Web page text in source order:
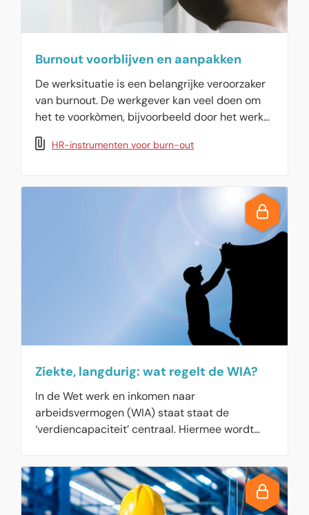
Burnout voorblijven en aanpakken
De werksituatie is een belangrijke veroorzaker
van burnout. De werkgever kan veel doen om
het te voorkòmen, bijvoorbeeld door het werk
anders te organiseren. Hiervoor is een
combinatie van verschillende HR-
HR-instrumenten voor burn-out
Ziekte, langdurig: wat regelt de WIA?
In de Wet werk en inkomen naar
arbeidsvermogen (WIA) staat staat de
‘verdiencapaciteit’ centraal. Hiermee wordt